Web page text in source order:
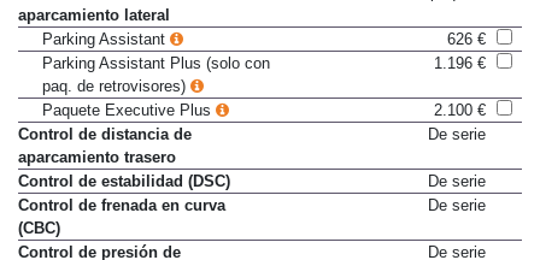
Control de distancia de
aparcamiento lateral
Parking Assistant
626 €
Parking Assistant Plus (solo con
paq. de retrovisores)
Paquete Executive Plus
2.100 €
Control de distancia de
aparcamiento trasero
Control de estabilidad (DSC)
De serie
Control de frenada en curva
(CBC)